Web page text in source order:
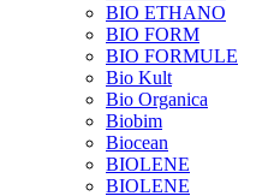
BIO ETHANO
BIO FORM
BIO FORMULE
Bio Kult
Bio Organica
Biobim
Biocean
BIOLENE
BIOLENE